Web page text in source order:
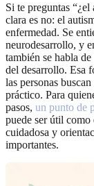
Si te preguntas “¿el
clara es no: el
enfermedad. Se
neurodesarrollo, y
también se habla
del desarrollo. Esa
las personas
práctico. Para
pasos, un punto de
puede ser útil como
cuidadosa y
importantes.